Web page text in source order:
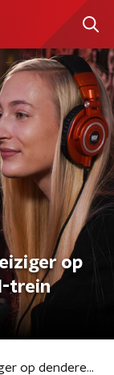
op
trein
S10 zowel machinist als reiziger op denderende Songfestival-trein